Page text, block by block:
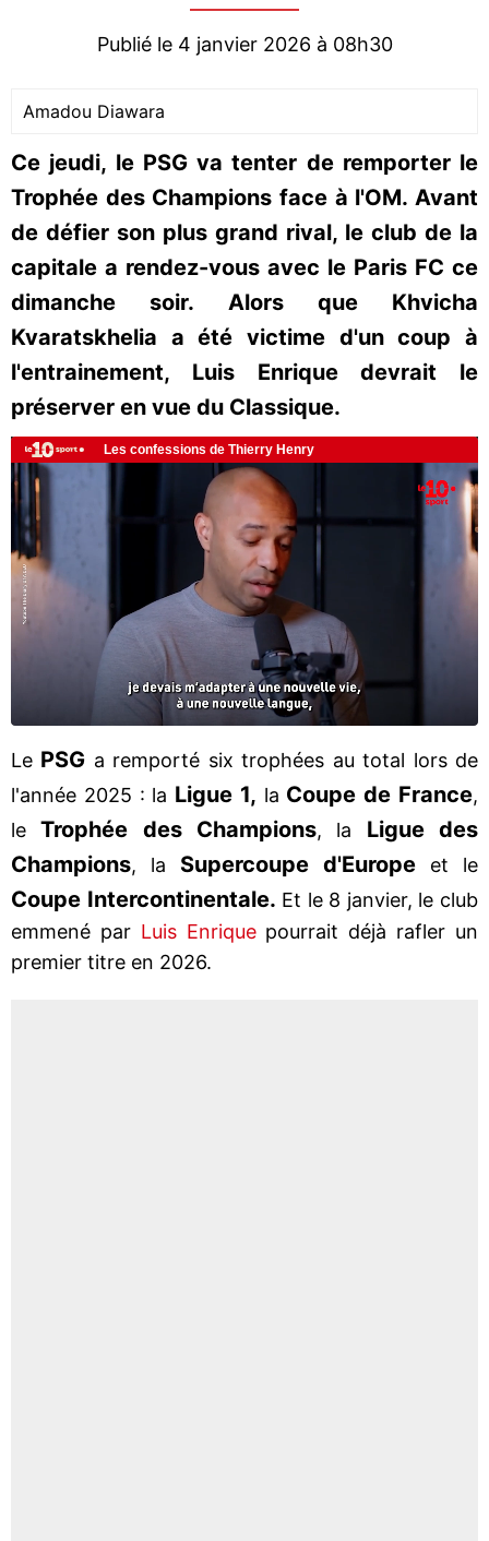
Publié le 4 janvier 2026 à 08h30
Amadou Diawara
Ce jeudi, le PSG va tenter de remporter le
Trophée des Champions face à l'OM. Avant
de défier son plus grand rival, le club de la
capitale a rendez-vous avec le Paris FC ce
dimanche soir. Alors que Khvicha
Kvaratskhelia a été victime d'un coup à
l'entrainement, Luis Enrique devrait le
préserver en vue du Classique.
Le PSG a remporté six trophées au total lors de
l'année 2025 : la Ligue 1, la Coupe de France,
leTrophée des Champions, la Ligue des
Champions, la Supercoupe d'Europe et le
Coupe Intercontinentale. Et le 8 janvier, le club
emmené par Luis Enriquepourrait déjà rafler un
premier titre en 2026.